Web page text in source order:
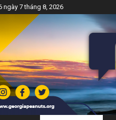
ngày 7 tháng 8, 2026